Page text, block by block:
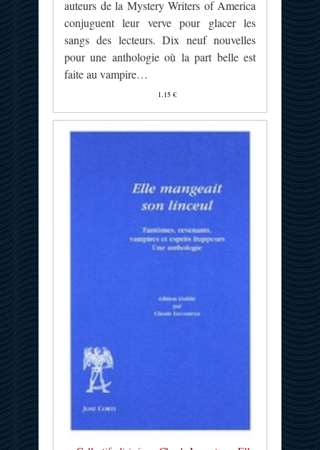
auteurs de la Mystery Writers of America
conjuguent leur verve pour glacer les
sangs des lecteurs. Dix neuf nouvelles
pour une anthologie où la part belle est
faite au vampire…
1,15 €